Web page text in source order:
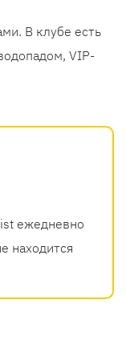
В клубе есть
VIP-
ежедневно
находится